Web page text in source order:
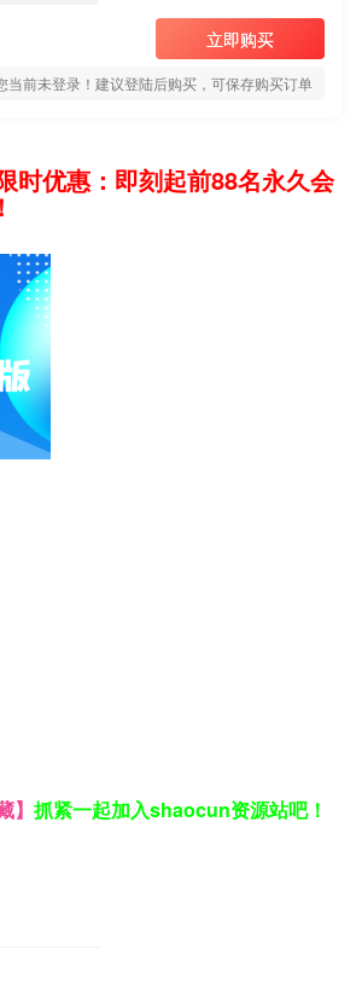
立即购买
当前未登录！建议登陆后购买，可保存购买订单
时优惠：即刻起前88名永久会
】 抓紧一起加入shaocun资源站吧！